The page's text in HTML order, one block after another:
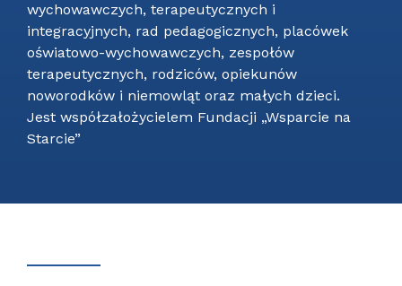
wychowawczych, terapeutycznych i
integracyjnych, rad pedagogicznych, placówek
oświatowo-wychowawczych, zespołów
terapeutycznych, rodziców, opiekunów
noworodków i niemowląt oraz małych dzieci.
Jest współzałożycielem Fundacji „Wsparcie na
Starcie”